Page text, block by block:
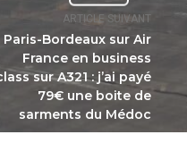
ARTICLE SUIVANT
Paris-Bordeaux sur Air
France en business
sur A321 : j’ai payé
79€ une boite de
sarments du Médoc